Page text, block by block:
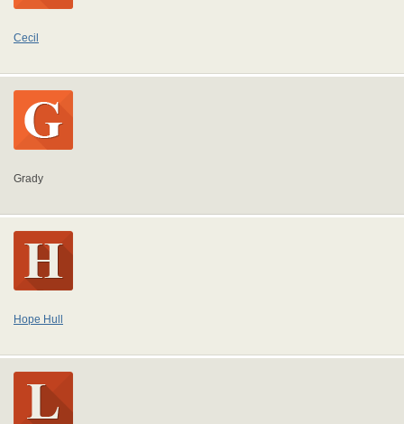
Cecil
Grady
Hope Hull